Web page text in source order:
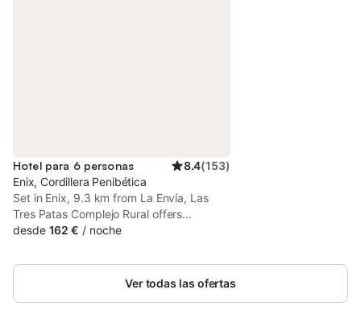
Hotel para 6 personas 8.4(153)
Enix, Cordillera Penibética
Set in Enix, 9.3 km from La Envía, Las
Tres Patas Complejo Rural offers
accommodation with a seasonal outdoor
garden and a shared lounge.
desde 162 € / noche
Ver todas las ofertas